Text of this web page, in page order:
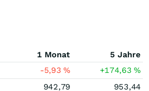
1 Monat
5 Jahre
-5,93% +174,63%
942,79
953,44